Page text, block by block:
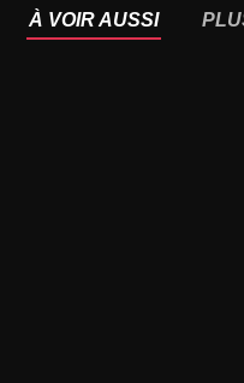
À VOIR AUSSI